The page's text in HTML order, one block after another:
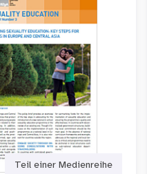
Teil einer Medienreihe